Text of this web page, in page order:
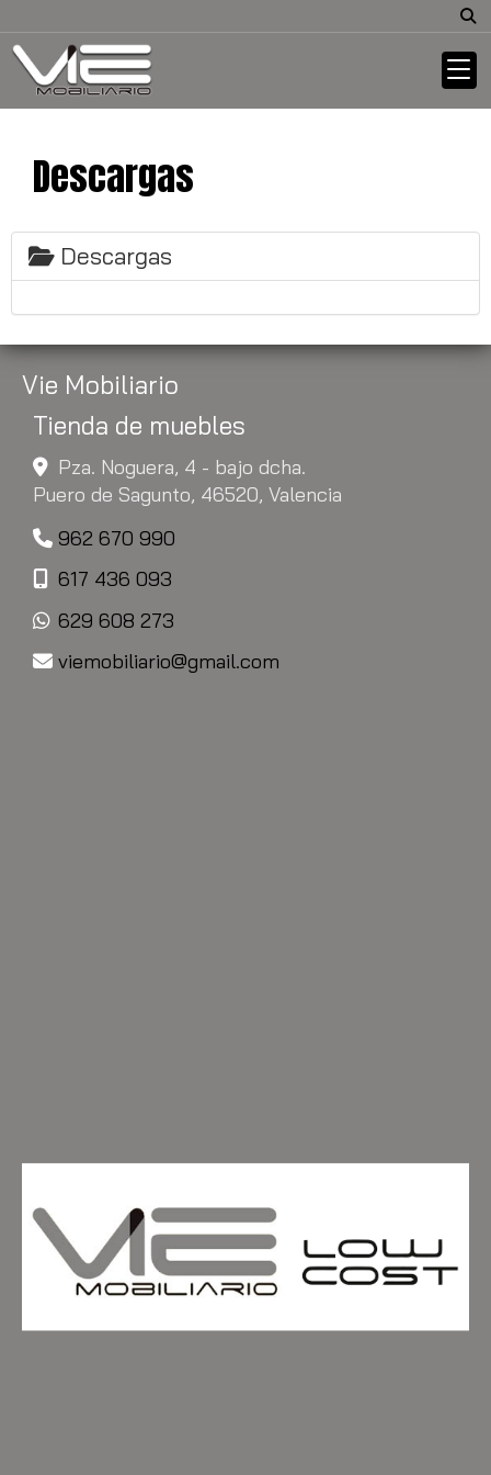
Descargas
Descargas
Vie Mobiliario
Tienda de muebles
Pza. Noguera, 4 - bajo dcha.
Puero de Sagunto, 46520, Valencia
962 670 990
617 436 093
629 608 273
viemobiliario
gmail.com